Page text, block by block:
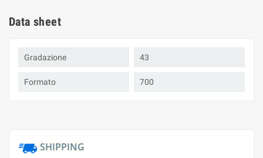
Data sheet
Gradazione 43
Formato 700
SHIPPING